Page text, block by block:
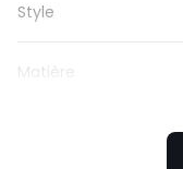
Style
Matière